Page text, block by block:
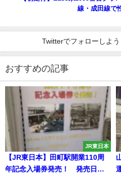
線・成田線で
Twitterでフォローしよう
おすすめの記事
JR東日本
【JR東日本】田町駅開業110周
年記念入場券発売！ 発売日は